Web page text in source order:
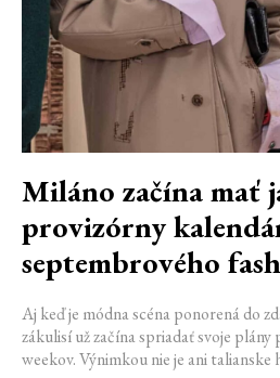
Miláno začína mať
provizórny
septembrového
Aj keď je módna scéna ponorená do
zákulisí už začína spriadať svoje
weekov. Výnimkou nie je ani